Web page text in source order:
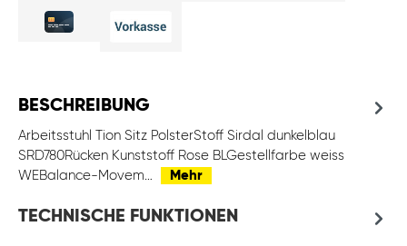
BESCHREIBUNG
Arbeitsstuhl Tion Sitz PolsterStoff Sirdal dunkelblau
SRD780Rücken Kunststoff Rose BLGestellfarbe weiss
WEBalance-Movem…
Mehr
TECHNISCHE FUNKTIONEN